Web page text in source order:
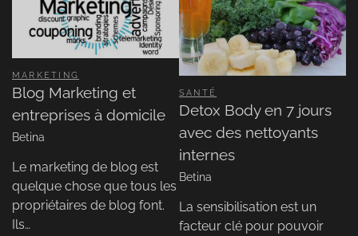
MARKETING
Blog Marketing et
entreprises à domicile
Betina
Le marketing de blog est
quelque chose que tous les
propriétaires de blog font.
Ils…
SANTÉ
Detox Body en 7 jours
avec des nettoyants
internes
Betina
La sensibilisation est un
facteur clé pour pouvoir